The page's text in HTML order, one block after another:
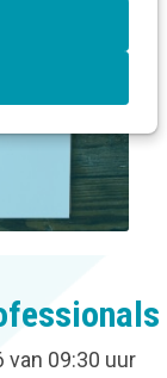
van 09:30 uur